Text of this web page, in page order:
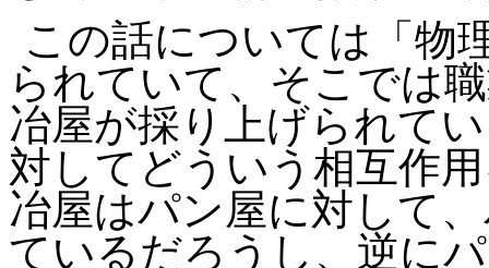
この話については「物
られていて、そこでは
冶屋が採り上げられて
対してどういう相互作
冶屋はパン屋に対して
ているだろうし、逆に